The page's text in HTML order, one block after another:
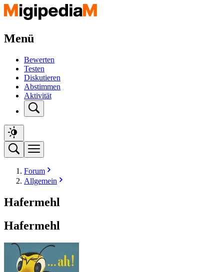
Menü
Bewerten
Testen
Diskutieren
Abstimmen
Aktivität
Forum
Allgemein
Hafermehl
Hafermehl